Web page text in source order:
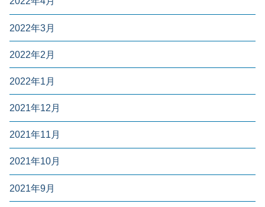
2022年3月
2022年2月
2022年1月
2021年12月
2021年11月
2021年10月
2021年9月